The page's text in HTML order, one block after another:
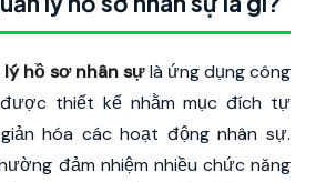
lý hồ sơ nhân sựlà ứng dụng công
thiết kế nhằm mục đích tự
hóa các hoạt động nhân sự.
đảm nhiệm nhiều chức năng